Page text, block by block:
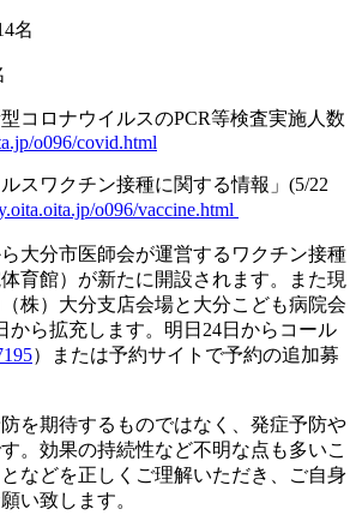
名
コロナウイルスのPCR等検査実施人数
o096/covid.html
スワクチン接種に関する情報」 (5/22
o096/vaccine.html
ら大分市医師会が運営するワクチン接種
育館）が新たに開設されます。また現
株）大分支店会場と大分こども病院会
から拡充します。明日 24日からコール
）または予約サイトで予約の追加募
を期待するものではなく、発症予防や
。効果の持続性など不明な点も多いこ
などを正しくご理解いただき、ご自身
い致します。